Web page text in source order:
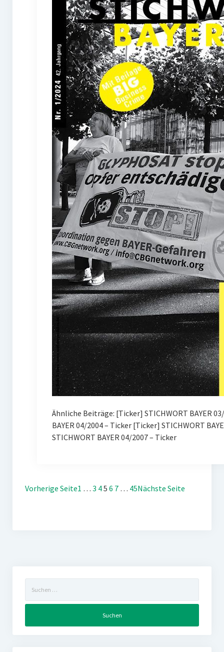
Ähnliche Beiträge: [Ticker] STICHWORT BAYER
BAYER 04/2004 – Ticker [Ticker] STICHWORT
STICHWORT BAYER 04/2007 – Ticker
Vorherige Seite1 … 3 45 6 7 … 45Nächste Seite
nach: